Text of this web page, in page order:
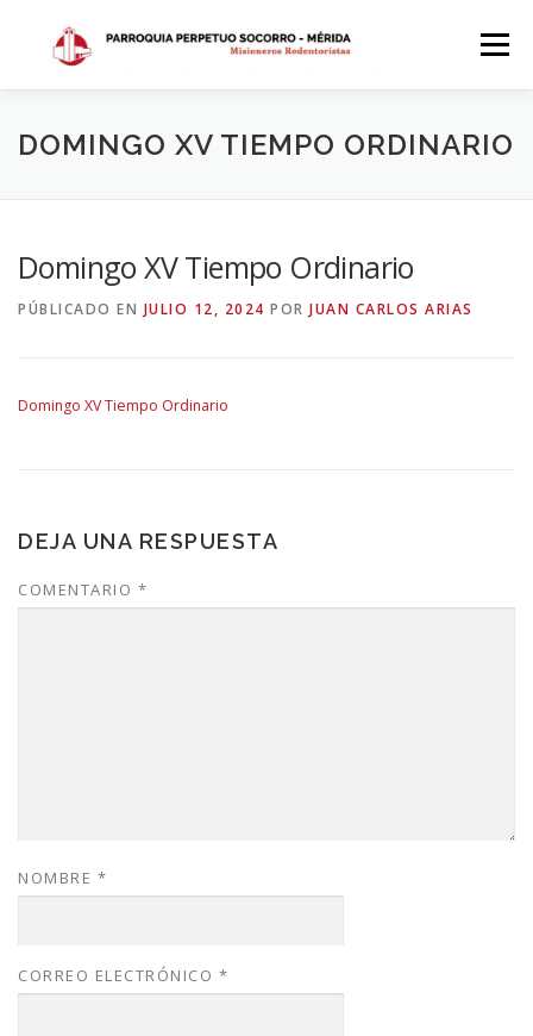
contenido
Menú
INICIO DÓNDE ESTAMOS HISTORIA
SACRAMENTOS CALENDARIO PARROQUIAL 2024
DOMINGO XV TIEMPO ORDINARIO
Domingo XV Tiempo Ordinario
PÚBLICADO EN JULIO 12, 2024 POR JUAN CARLOS ARIAS
Domingo XV Tiempo Ordinario
DEJA UNA RESPUESTA
COMENTARIO *
NOMBRE *
CORREO ELECTRÓNICO *